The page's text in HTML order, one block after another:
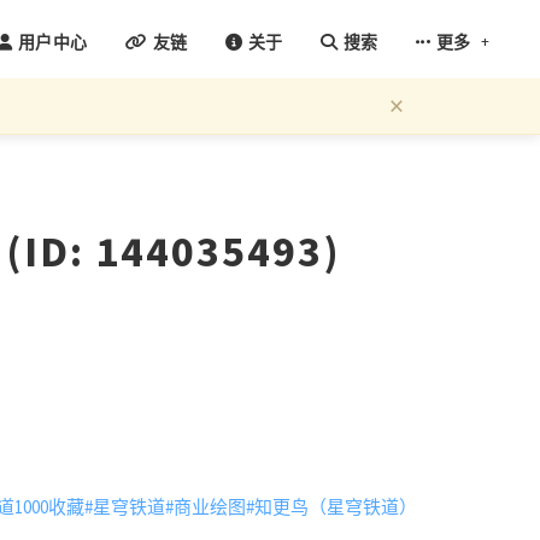
用户中心 友链 关于 搜索 更多 +
×
144035493)
1000收藏#星穹铁道#商业绘图#知更鸟（星穹铁道）